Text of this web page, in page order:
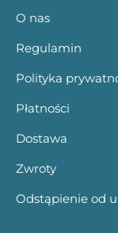
O nas
Regulamin
Polityka
Płatności
Dostawa
Zwroty
Odstąpienie od